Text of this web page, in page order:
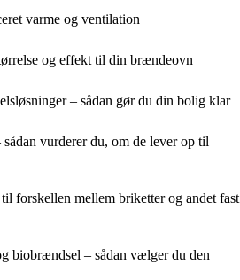
varme og ventilation
og effekt til din brændeovn
– sådan gør du din bolig klar
vurderer du, om de lever op til
forskellen mellem briketter og andet fast
biobrændsel – sådan vælger du den